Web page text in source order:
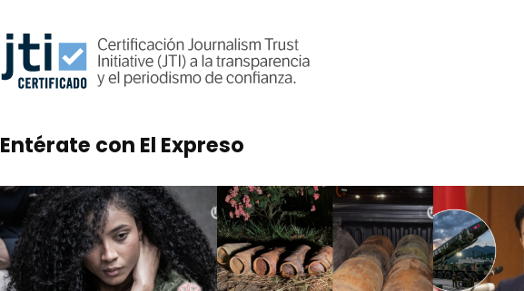
Entérate con El Expreso